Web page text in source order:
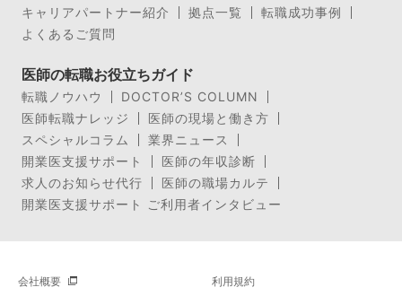
キャリアパートナー紹介
拠点一覧
転職成功事例
よくあるご質問
医師の転職お役立ちガイド
転職ノウハウ
DOCTOR’S COLUMN
医師転職ナレッジ
医師の現場と働き方
スペシャルコラム
業界ニュース
開業医支援サポート
医師の年収診断
求人のお知らせ代行
医師の職場カルテ
開業医支援サポート ご利用者インタビュー
会社概要 利用規約